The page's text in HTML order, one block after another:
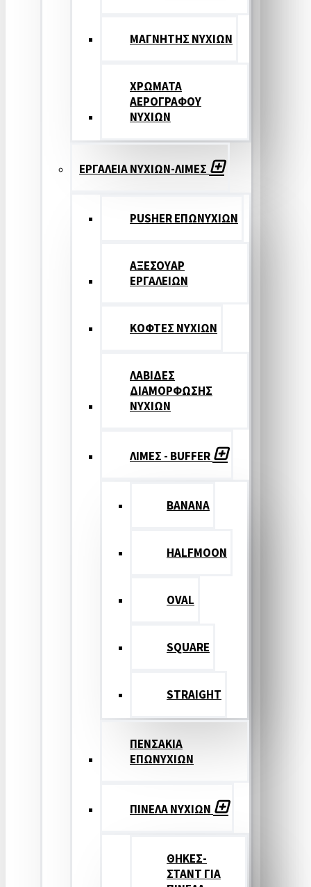
ΜΑΓΝΗΤΗΣ ΝΥΧΙΩΝ
ΧΡΩΜΑΤΑ
ΑΕΡΟΓΡΑΦΟΥ
ΝΥΧΙΩΝ
ΕΡΓΑΛΕΙΑ ΝΥΧΙΩΝ-ΛΙΜΕΣ
PUSHER ΕΠΩΝΥΧΙΩΝ
ΑΞΕΣΟΥΑΡ
ΕΡΓΑΛΕΙΩΝ
ΚΟΦΤΕΣ ΝΥΧΙΩΝ
ΛΑΒΙΔΕΣ
ΔΙΑΜΟΡΦΩΣΗΣ
ΝΥΧΙΩΝ
ΛΙΜΕΣ - BUFFER
BANANA
HALFMOON
OVAL
SQUARE
STRAIGHT
ΠΕΝΣΑΚΙΑ
ΕΠΩΝΥΧΙΩΝ
ΠΙΝΕΛΑ ΝΥΧΙΩΝ
ΘΗΚΕΣ-
ΣΤΑΝΤ ΓΙΑ